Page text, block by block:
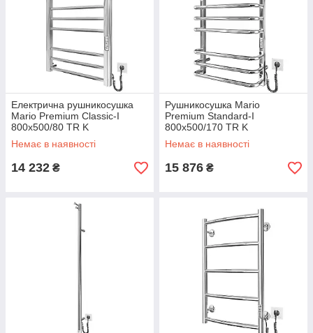
Електрична рушникосушка
Mario Premium Classic-I
800x500/80 TR K
Немає в наявності
14 232 ₴
Рушникосушка Mario
Premium Standard-I
800x500/170 TR K
Немає в наявності
15 876 ₴